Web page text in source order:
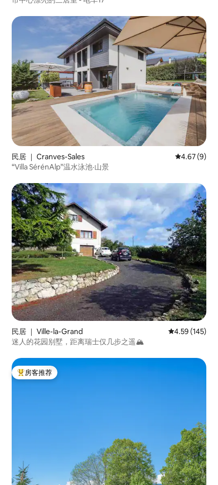
民居 ｜ Cranves-Sales 平均评分
4.67 (9)
“Villa SérénAlp”温水泳池·山景
民居 ｜ Ville-la-Grand 平均评分 4.59
4.59 (145)
迷人的花园别墅，距离瑞士仅几步之遥🏔
热门「房客推荐」
房客推荐